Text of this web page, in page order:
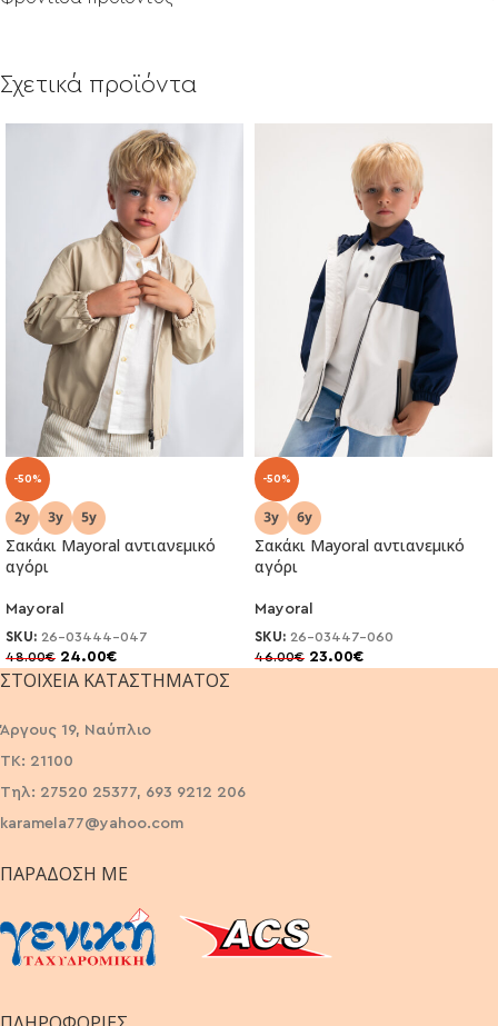
Σχετικά προϊόντα
-50%
Σακάκι Mayoral αντιανεμικό
αγόρι
Mayoral
SKU: 26-03444-047
48.00€ 24.00€
-50%
Σακάκι Mayoral αντιανεμικό
αγόρι
Mayoral
SKU: 26-03447-060
46.00€ 23.00€
ΣΤΟΙΧΕΊΑ ΚΑΤΑΣΤΉΜΑΤΟΣ
Άργους 19, Ναύπλιο
ΤΚ: 21100
Τηλ: 27520 25377, 693 9212 206
karamela77@yahoo.com
ΠΑΡΆΔΟΣΗ ΜΕ